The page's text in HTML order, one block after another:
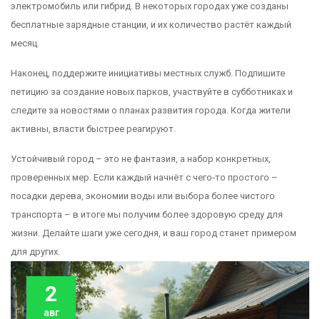
электромобиль или гибрид. В некоторых городах уже созданы
бесплатные зарядные станции, и их количество растёт каждый
месяц.
Наконец, поддержите инициативы местных служб. Подпишите
петицию за создание новых парков, участвуйте в субботниках и
следите за новостями о планах развития города. Когда жители
активны, власти быстрее реагируют.
Устойчивый город – это не фантазия, а набор конкретных,
проверенных мер. Если каждый начнёт с чего‑то простого –
посадки дерева, экономии воды или выбора более чистого
транспорта – в итоге мы получим более здоровую среду для
жизни. Делайте шаги уже сегодня, и ваш город станет примером
для других.
2
авг